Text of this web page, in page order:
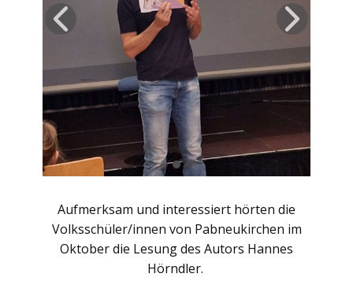
Aufmerksam und interessiert hörten die
Volksschüler/innen von Pabneukirchen im
Oktober die Lesung des Autors Hannes
Hörndler.